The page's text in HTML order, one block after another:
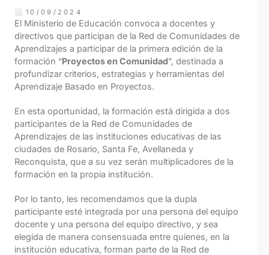
10/09/2024
El Ministerio de Educación convoca a docentes y
directivos que participan de la Red de Comunidades de
Aprendizajes a participar de la primera edición de la
formación “Proyectos en Comunidad”, destinada a
profundizar criterios, estrategias y herramientas del
Aprendizaje Basado en Proyectos.
En esta oportunidad, la formación está dirigida a dos
participantes de la Red de Comunidades de
Aprendizajes de las instituciones educativas de las
ciudades de Rosario, Santa Fe, Avellaneda y
Reconquista, que a su vez serán multiplicadores de la
formación en la propia institución.
Por lo tanto, les recomendamos que la dupla
participante esté integrada por una persona del equipo
docente y una persona del equipo directivo, y sea
elegida de manera consensuada entre quienes, en la
institución educativa, forman parte de la Red de